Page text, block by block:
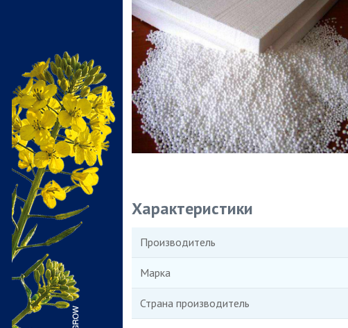
Характеристики
Производитель
Марка
Страна производитель